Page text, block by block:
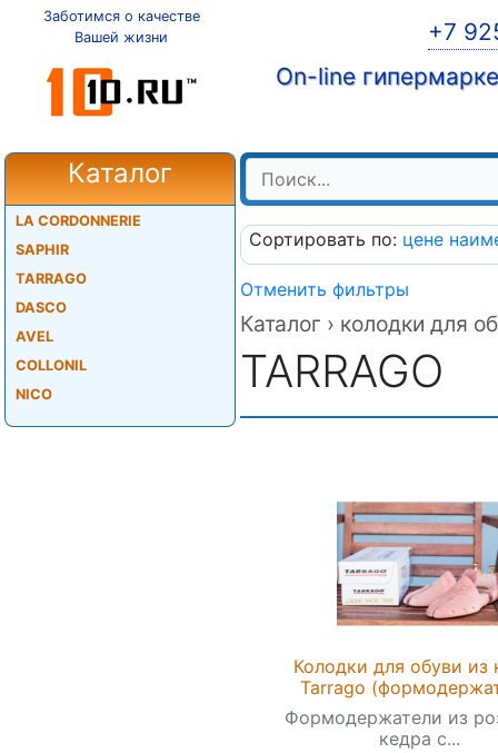
Заботимся о качестве
Вашей жизни
+7
On-line
Каталог
LA CORDONNERIE
SAPHIR
TARRAGO
DASCO
AVEL
COLLONIL
NICO
Сортировать по: цене
Отменить фильтры
Каталог › колодки для
TARRAGO
Колодки для обуви из
Tarrago
Формодержатели из
кедра с...